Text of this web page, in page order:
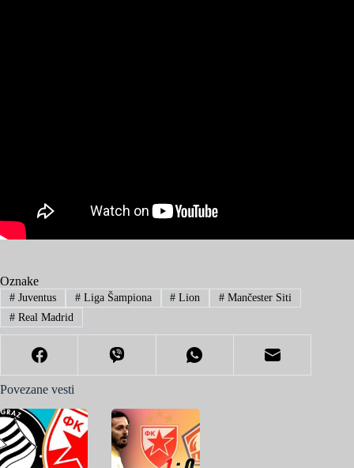
Oznake
#Juventus #Liga Šampiona # Lion # Mančester Siti
#Real Madrid
Povezane vesti